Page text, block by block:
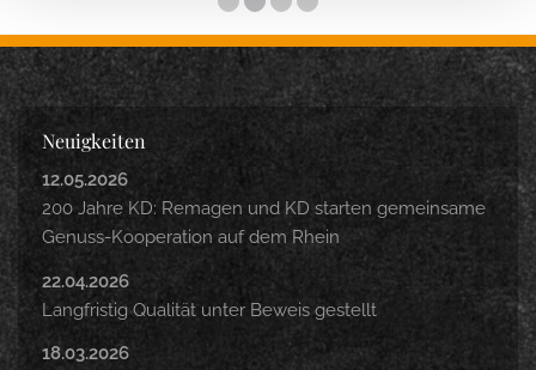
Neuigkeiten
12.05.2026
200 Jahre KD: Remagen und KD starten gemeinsame
Genuss-Kooperation auf dem Rhein
22.04.2026
Langfristig Qualität unter Beweis gestellt
18.03.2026